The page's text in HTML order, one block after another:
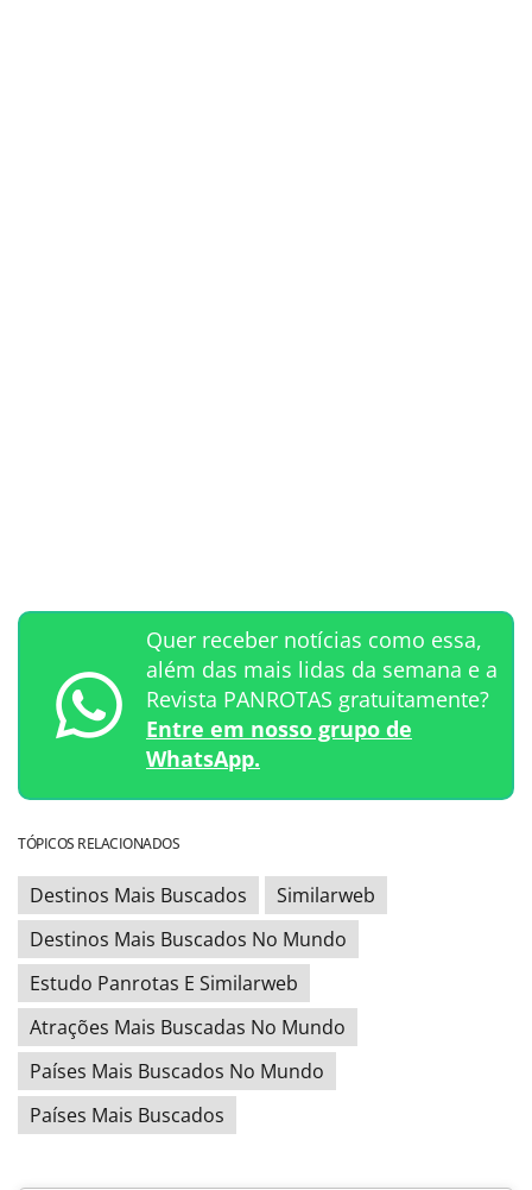
Quer receber notícias como essa,
além das mais lidas da semana e a
Revista PANROTAS gratuitamente?
Entre em nosso grupo de
WhatsApp.
TÓPICOS RELACIONADOS
Destinos Mais Buscados
Similarweb
Destinos Mais Buscados No Mundo
Estudo Panrotas E Similarweb
Atrações Mais Buscadas No Mundo
Países Mais Buscados No Mundo
Países Mais Buscados